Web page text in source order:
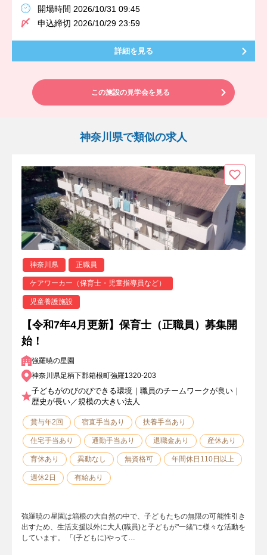
開場時間 2026/10/31 09:45
申込締切 2026/10/29 23:59
詳細を見る
この施設の見学会を見る
神奈川県で類似の求人
神奈川県 正職員
ケアワーカー（保育士・児童指導員など）
児童養護施設
【令和7年4月更新】保育士（正職員）募集開
始！
強羅暁の星園
神奈川県足柄下郡箱根町強羅1320-203
子どもがのびのびできる環境｜職員のチームワークが良い｜
歴史が長い／規模の大きい法人
賞与年2回 宿直手当あり 扶養手当あり
住宅手当あり 通勤手当あり 退職金あり 産休あり
育休あり 異動なし 無資格可 年間休日110日以上
週休2日 有給あり
強羅暁の星園は箱根の大自然の中で、子どもたちの無限の可能性引き
出すため、生活支援以外に大人(職員)と子どもが"一緒"に様々な活動を
しています。 「(子どもに)やって…